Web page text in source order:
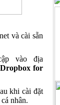
và cài sẵn
vào địa
Dropbox for
khi cài đặt
nhân.